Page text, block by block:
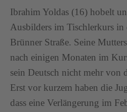
Ibrahim Yoldas (16) hobelt
Ausbilders im Tischlerkurs in
Brünner Straße. Seine
nach einigen Monaten im
sein Deutsch nicht mehr von
Erst vor kurzem haben die
dass eine Verlängerung im